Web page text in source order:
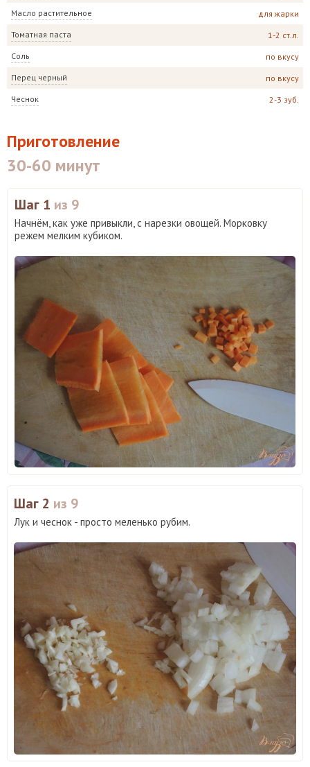
Масло растительное для жарки
Томатная паста 1-2 ст.л.
Соль по вкусу
Перец черный по вкусу
Чеснок 2-3 зуб.
Приготовление
30-60 минут
Шаг 1 из 9
Начнём, как уже привыкли, с нарезки овощей. Морковку
режем мелким кубиком.
Шаг 2 из 9
Лук и чеснок - просто меленько рубим.